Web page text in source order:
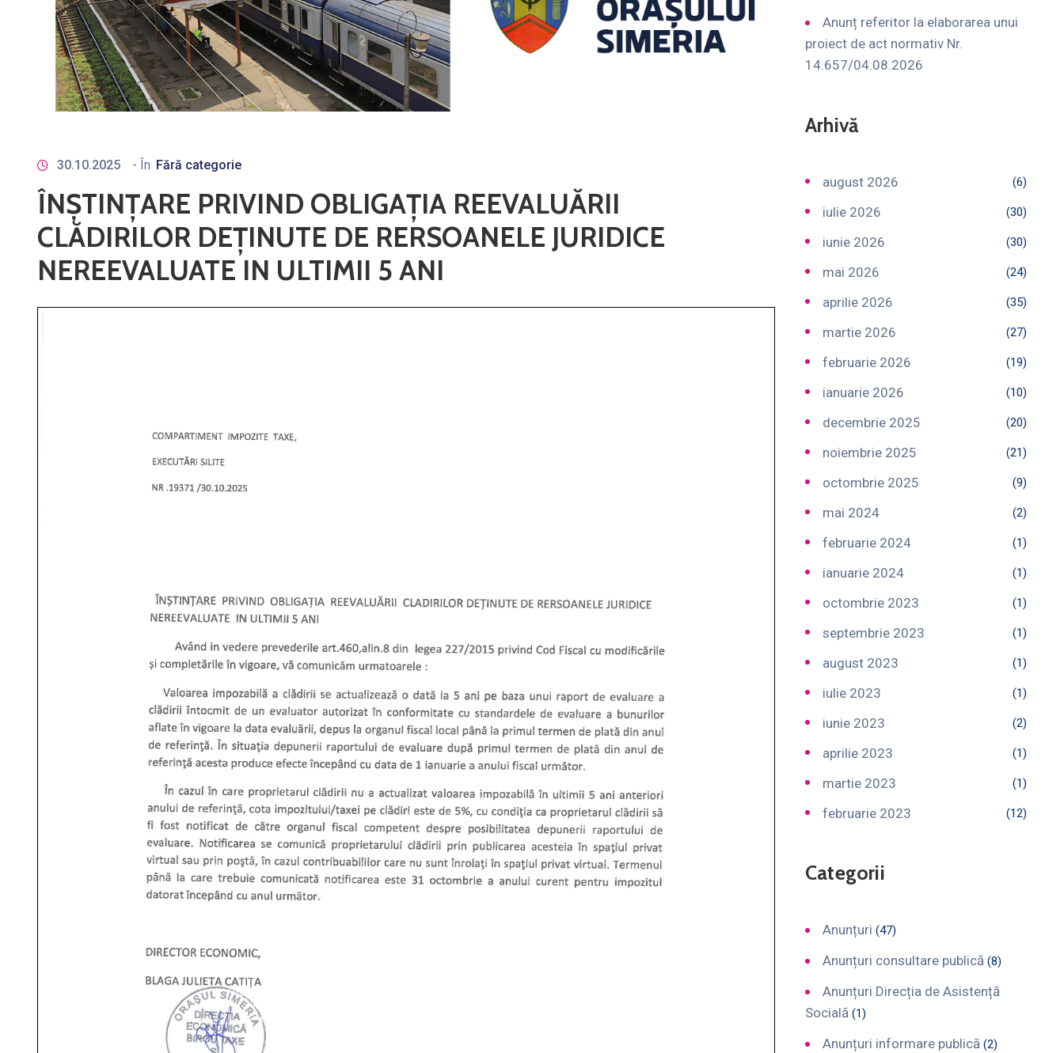
30.10.2025 - În Fără categorie
ÎNŞTINŢARE PRIVIND OBLIGAŢIA REEVALUĂRII
CLĂDIRILOR DEŢINUTE DE RERSOANELE JURIDICE
NEREEVALUATE IN ULTIMII 5 ANI
Anunț referitor la elaborarea unui
proiect de act normativ Nr.
14.657/04.08.2026
Arhivă
august 2026 (6)
iulie 2026 (30)
iunie 2026 (30)
mai 2026 (24)
aprilie 2026 (35)
martie 2026 (27)
februarie 2026 (19)
ianuarie 2026 (10)
decembrie 2025 (20)
noiembrie 2025 (21)
octombrie 2025 (9)
mai 2024 (2)
februarie 2024 (1)
ianuarie 2024 (1)
octombrie 2023 (1)
septembrie 2023 (1)
august 2023 (1)
iulie 2023 (1)
iunie 2023 (2)
aprilie 2023 (1)
martie 2023 (1)
februarie 2023 (12)
Categorii
Anunțuri (47)
Anunțuri consultare publică (8)
Anunțuri Direcția de Asistență
Socială (1)
Anunțuri informare publică (2)